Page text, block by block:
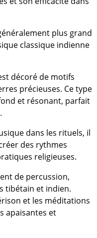
plus grand
classique indienne
décoré de motifs
précieuses. Ce type
et résonant, parfait
dans les rituels, il
des rythmes
religieuses.
de percussion,
tibétain et indien.
et les méditations
apaisantes et